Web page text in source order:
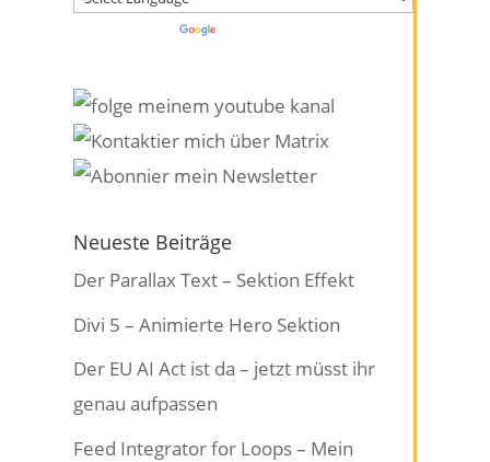
Powered by
Neueste Beiträge
Der Parallax Text – Sektion Effekt
Divi 5 – Animierte Hero Sektion
Der EU AI Act ist da – jetzt müsst ihr
genau aufpassen
Feed Integrator for Loops – Mein